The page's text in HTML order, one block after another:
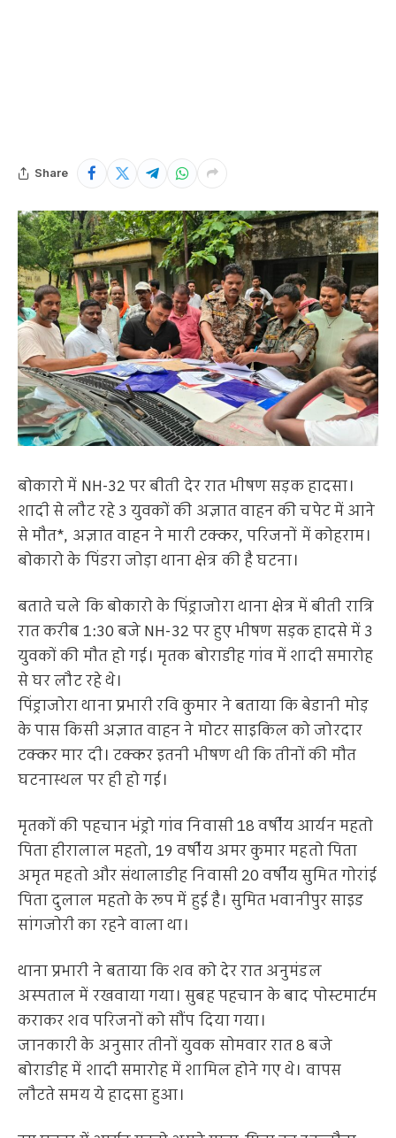
Share
बोकारो में NH-32 पर बीती देर रात भीषण सड़क हादसा।
शादी से लौट रहे 3 युवकों की अज्ञात वाहन की चपेट में आने
से मौत*, अज्ञात वाहन ने मारी टक्कर, परिजनों में कोहराम।
बोकारो के पिंडरा जोड़ा थाना क्षेत्र की है घटना।
बताते चले कि बोकारो के पिंड्राजोरा थाना क्षेत्र में बीती रात्रि
रात करीब 1:30 बजे NH-32 पर हुए भीषण सड़क हादसे में 3
युवकों की मौत हो गई। मृतक बोराडीह गांव में शादी समारोह
से घर लौट रहे थे।
पिंड्राजोरा थाना प्रभारी रवि कुमार ने बताया कि बेडानी मोड़
के पास किसी अज्ञात वाहन ने मोटर साइकिल को जोरदार
टक्कर मार दी। टक्कर इतनी भीषण थी कि तीनों की मौत
घटनास्थल पर ही हो गई।
मृतकों की पहचान भंड्रो गांव निवासी 18 वर्षीय आर्यन महतो
पिता हीरालाल महतो, 19 वर्षीय अमर कुमार महतो पिता
अमृत महतो और संथालाडीह निवासी 20 वर्षीय सुमित गोरांई
पिता दुलाल महतो के रूप में हुई है। सुमित भवानीपुर साइड
सांगजोरी का रहने वाला था।
थाना प्रभारी ने बताया कि शव को देर रात अनुमंडल
अस्पताल में रखवाया गया। सुबह पहचान के बाद पोस्टमार्टम
कराकर शव परिजनों को सौंप दिया गया।
जानकारी के अनुसार तीनों युवक सोमवार रात 8 बजे
बोराडीह में शादी समारोह में शामिल होने गए थे। वापस
लौटते समय ये हादसा हुआ।